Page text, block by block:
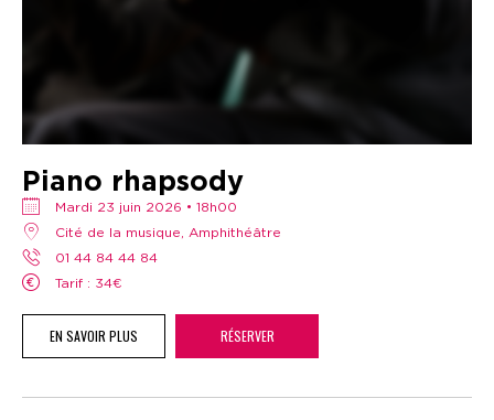
Piano rhapsody
mardi 23 juin 2026 • 18h00
Cité de la musique, Amphithéâtre
01 44 84 44 84
Tarif : 34€
EN SAVOIR PLUS RÉSERVER